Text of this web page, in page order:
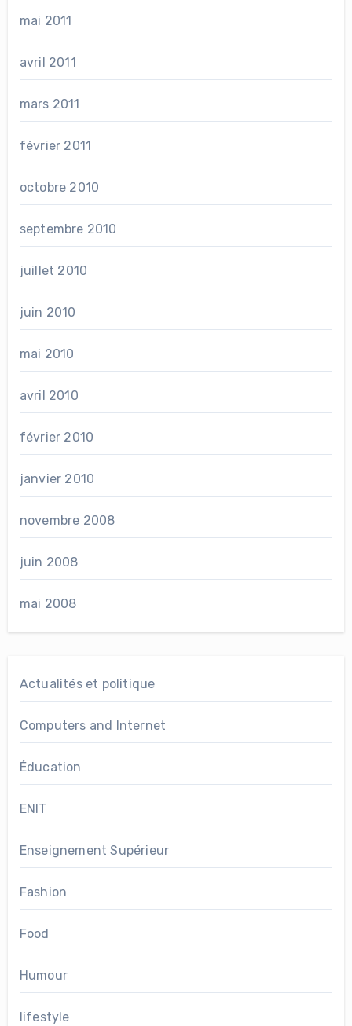
mai 2011
avril 2011
mars 2011
février 2011
octobre 2010
septembre 2010
juillet 2010
juin 2010
mai 2010
avril 2010
février 2010
janvier 2010
novembre 2008
juin 2008
mai 2008
Actualités et politique
Computers and Internet
Éducation
ENIT
Enseignement Supérieur
Fashion
Food
Humour
lifestyle